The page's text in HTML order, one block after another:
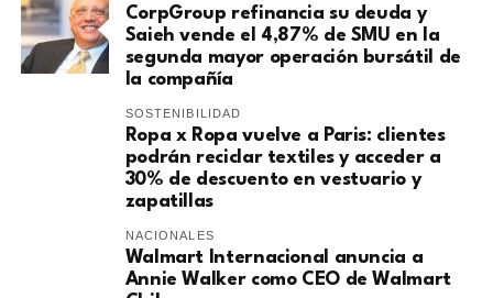
CorpGroup refinancia su deuda y
Saieh vende el 4,87% de SMU en la
segunda mayor operación bursátil de
la compañía
SOSTENIBILIDAD
Ropa x Ropa vuelve a Paris: clientes
podrán reciclar textiles y acceder a
30% de descuento en vestuario y
zapatillas
NACIONALES
Walmart Internacional anuncia a
Annie Walker como CEO de Walmart